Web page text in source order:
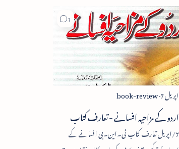
اردو کے مزاحیہ افسانے - تعارف کتاب
7/اپریل تعارف کتاب ٹی۔این۔بی افسانے کے